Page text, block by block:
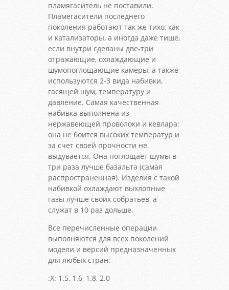
пламягаситель не поставили.
Пламегасители последнего
поколения работают так же тихо, как
и катализаторы, а иногда даже тише,
если внутри сделаны две-три
отражающие, охлаждающие и
шумопоглощающие камеры, а также
используются 2-3 вида набивки,
гасящей шум, температуру и
давление. Самая качественная
набивка выполнена из
нержавеющей проволоки и кевлара:
она не боится высоких температур и
за счет своей прочности не
выдувается. Она поглощает шумы в
три раза лучше базальта (самая
распространенная). Изделия с такой
набивкой охлаждают выхлопные
газы лучше своих собратьев, а
служат в 10 раз дольше.
Все перечисленные операции
выполняются для всех поколений
модели и версий предназначенных
для любых стран:
:X: 1.5, 1.6, 1.8, 2.0